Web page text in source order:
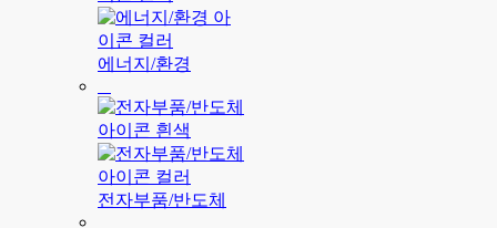
에너지/환경
전자부품/반도체